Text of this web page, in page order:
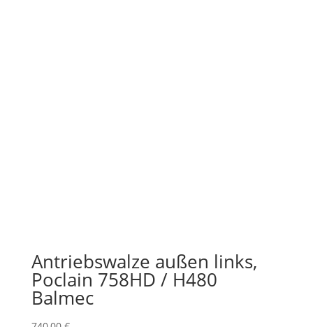
Antriebswalze außen links,
Poclain 758HD / H480
Balmec